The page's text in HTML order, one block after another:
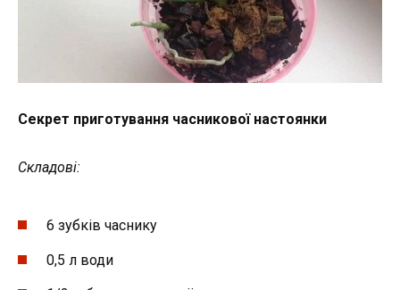
Секрет приготування часникової настоянки
Складові:
6 зубків часнику
0,5 л води